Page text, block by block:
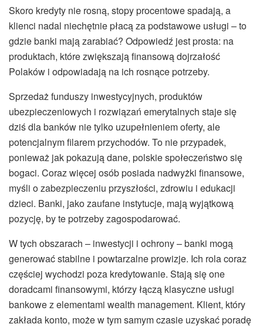
Skoro kredyty nie rosną, stopy procentowe spadają, a
klienci nadal niechętnie płacą za podstawowe usługi – to
gdzie banki mają zarabiać? Odpowiedź jest prosta: na
produktach, które zwiększają finansową dojrzałość
Polaków i odpowiadają na ich rosnące potrzeby.
Sprzedaż funduszy inwestycyjnych, produktów
ubezpieczeniowych i rozwiązań emerytalnych staje się
dziś dla banków nie tylko uzupełnieniem oferty, ale
potencjalnym filarem przychodów. To nie przypadek,
ponieważ jak pokazują dane, polskie społeczeństwo się
bogaci. Coraz więcej osób posiada nadwyżki finansowe,
myśli o zabezpieczeniu przyszłości, zdrowiu i edukacji
dzieci. Banki, jako zaufane instytucje, mają wyjątkową
pozycję, by te potrzeby zagospodarować.
W tych obszarach – inwestycji i ochrony – banki mogą
generować stabilne i powtarzalne prowizje. Ich rola coraz
częściej wychodzi poza kredytowanie. Stają się one
doradcami finansowymi, którzy łączą klasyczne usługi
bankowe z elementami wealth management. Klient, który
zakłada konto, może w tym samym czasie uzyskać poradę